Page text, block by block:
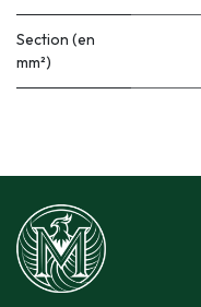
Section (en
mm²)